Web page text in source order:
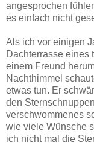
angesprochen
es einfach nicht
Als ich vor einigen
Dachterrasse eines
einem Freund
Nachthimmel
etwas tun. Er
den
verschwommenes
wie viele Wünsche
ich nicht mal die